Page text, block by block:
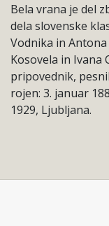
Bela vrana je del
dela slovenske
Vodnika in
Kosovela in Ivana
pripovednik,
rojen: 3. januar
1929, Ljubljana.